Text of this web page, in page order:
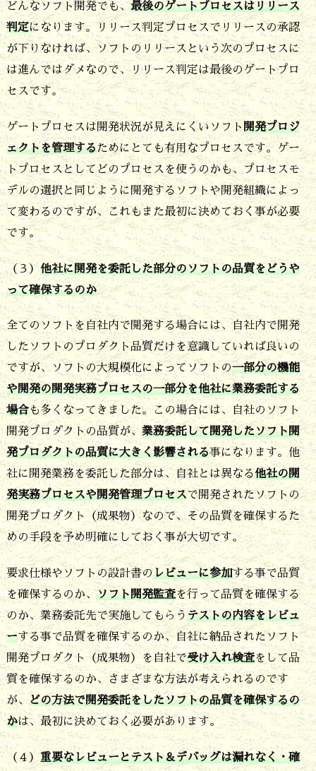
を
良
く
す
る
め
に
最
初
に
え
て
置
く
４
つ
の
ポ
イ
ン
ト
5.
ソ
フ
ト
発
プ
ロ
セ
どんなソフト開発でも、 最後のゲートプロセスはリリース
判定になります。リリース判定プロセスでリリースの承認
が下りなければ、ソフトのリリースという次のプロセスに
は進んではダメなので、リリース判定は最後のゲートプロ
セスです。
ゲートプロセスは開発状況が見えにくいソフト開発プロジ
ェクトを管理するためにとても有用なプロセスです。ゲー
トプロセスとしてどのプロセスを使うのかも、プロセスモ
デルの選択と同じように開発するソフトや開発組織によっ
て変わるのですが、これもまた最初に決めておく事が必要
です。
（３） 他社に開発を委託した部分のソフトの品質をどうや
って確保するのか
全てのソフトを自社内で開発する場合には、自社内で開発
したソフトのプロダクト品質だけを意識していれば良いの
ですが、ソフトの大規模化によってソフトの一部分の機能
や開発の開発実務プロセスの一部分を他社に業務委託する
場合も多くなってきました。この場合には、自社のソフト
開発プロダクトの品質が、業務委託して開発したソフト開
発プロダクトの品質に大きく影響される事になります。他
社に開発業務を委託した部分は、自社とは異なる他社の開
発実務プロセスや開発管理プロセスで開発されたソフトの
開発プロダクト（成果物）なので、その品質を確保するた
めの手段を予め明確にしておく事が大切です。
要求仕様やソフトの設計書のレビューに参加する事で品質
を確保するのか、ソフト開発監査を行って品質を確保する
のか、業務委託先で実施してもらうテストの内容をレビュ
ーする事で品質を確保するのか、自社に納品されたソフト
開発プロダクト（成果物）を自社で受け入れ検査をして品
質を確保するのか、さまざまな方法が考えられるのです
が、 どの方法で開発委託をしたソフトの品質を確保するの
かは、最初に決めておく必要があります。
（４） 重要なレビューとテスト＆デバッグは漏れなく・確